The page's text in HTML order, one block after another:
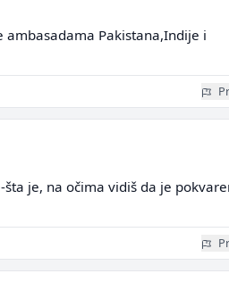
Pakistana,Indije i
je, na očima vidiš da je